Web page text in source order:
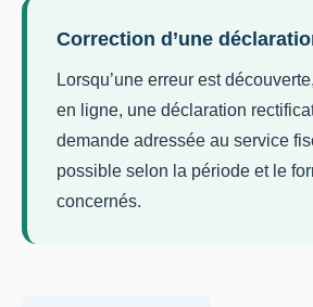
Correction d’une
Lorsqu’une erreur est
en ligne, une déclaration
demande adressée au service
possible selon la période et le
concernés.